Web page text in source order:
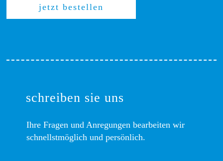
jetzt bestellen
schreiben sie uns
Ihre Fragen und Anregungen bearbeiten wir
schnellstmöglich und persönlich.